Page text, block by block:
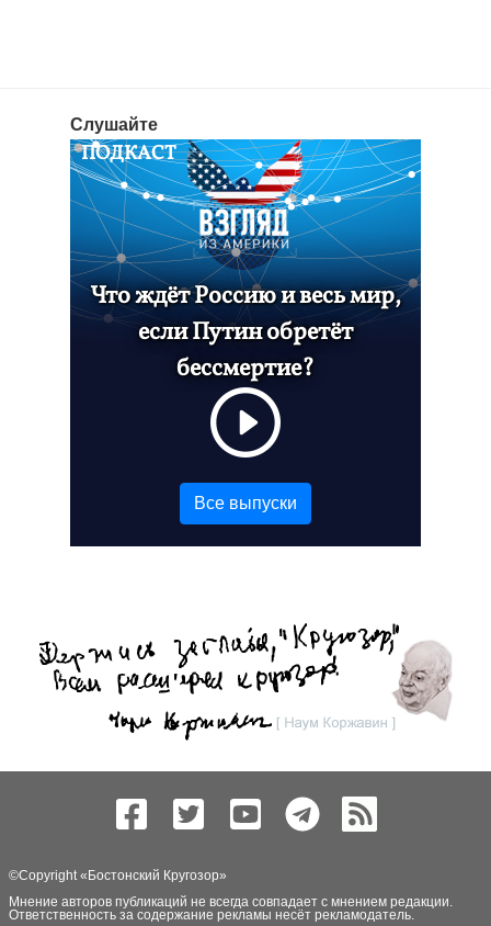
Слушайте
ПОДКАСТ
Что ждёт Россию и весь мир,
если Путин обретёт
бессмертие?
Все выпуски
©Copyright « Бостонский Кругозор»
Мнение авторов публикаций не всегда совпадает с мнением редакции.
Ответственность за содержание рекламы несёт рекламодатель.